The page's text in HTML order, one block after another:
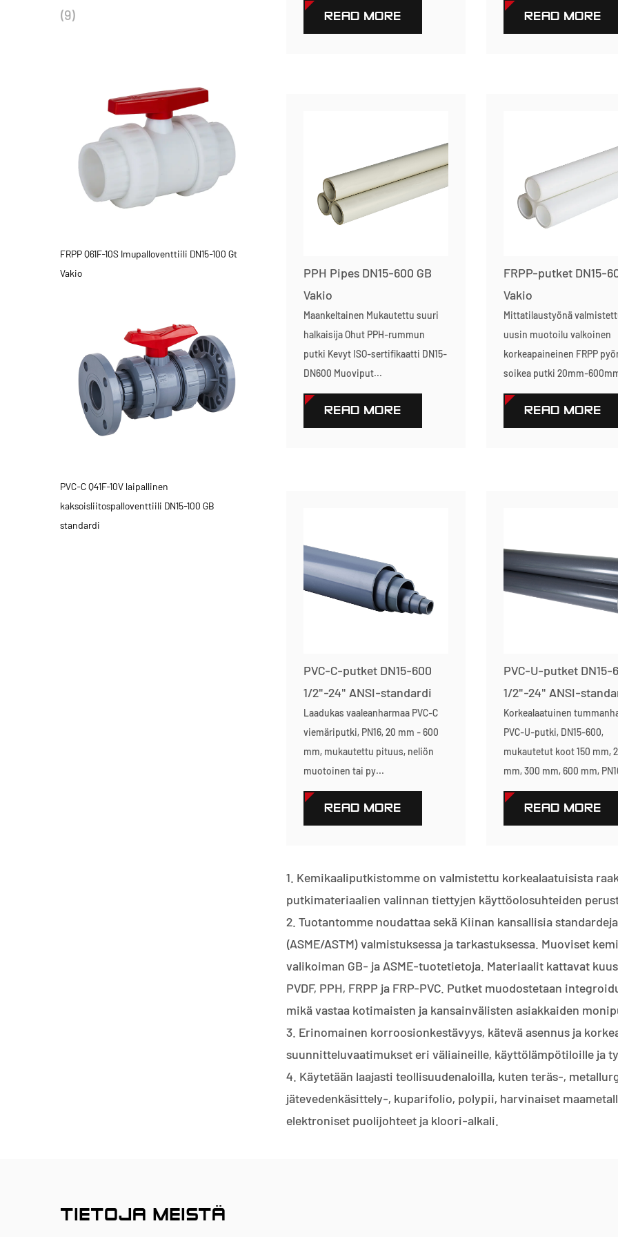
(9)
FRPP Q61F-10S Imupalloventtiili DN15-100 Gt
Vakio
PVC-C Q41F-10V laipallinen
kaksoisliitospalloventtiili DN15-100 GB
standardi
READ MORE READ MORE
PPH Pipes DN15-600 GB
Vakio
Maankeltainen Mukautettu suuri
halkaisija Ohut PPH-rummun
putki Kevyt ISO-sertifikaatti DN15-
DN600 Muoviput...
READ MORE
FRPP-putket DN15-
Vakio
Mittatilaustyönä
uusin muotoilu valkoinen
korkeapaineinen FRPP
soikea putki 20mm-
READ MORE
PVC-C-putket DN15-600
1/2"-24" ANSI-standardi
Laadukas vaaleanharmaa PVC-C
viemäriputki, PN16, 20 mm - 600
mm, mukautettu pituus, neliön
muotoinen tai py...
READ MORE
PVC-U-putket DN15-
1/2"-24" ANSI-
Korkealaatuinen
PVC-U-putki, DN15-600,
mukautetut koot 150 mm,
mm, 300 mm, 600 mm,
READ MORE
1. Kemikaaliputkistomme on valmistettu korkealaatuisista
putkimateriaalien valinnan tiettyjen käyttöolosuhteiden
2. Tuotantomme noudattaa sekä Kiinan kansallisia
(ASME/ASTM) valmistuksessa ja tarkastuksessa. Muoviset
valikoiman GB- ja ASME-tuotetietoja. Materiaalit kattavat
PVDF, PPH, FRPP ja FRP-PVC. Putket muodostetaan
mikä vastaa kotimaisten ja kansainvälisten asiakkaiden
3. Erinomainen korroosionkestävyys, kätevä asennus ja
suunnitteluvaatimukset eri väliaineille, käyttölämpötiloille ja
4. Käytetään laajasti teollisuudenaloilla, kuten teräs-,
jätevedenkäsittely-, kuparifolio, polypii, harvinaiset
elektroniset puolijohteet ja kloori-alkali.
TIETOJA MEISTÄ